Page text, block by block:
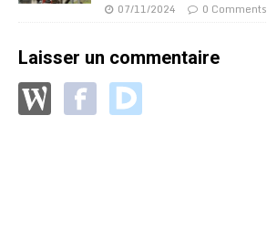
07/11/2024 0 Comments
Laisser un commentaire